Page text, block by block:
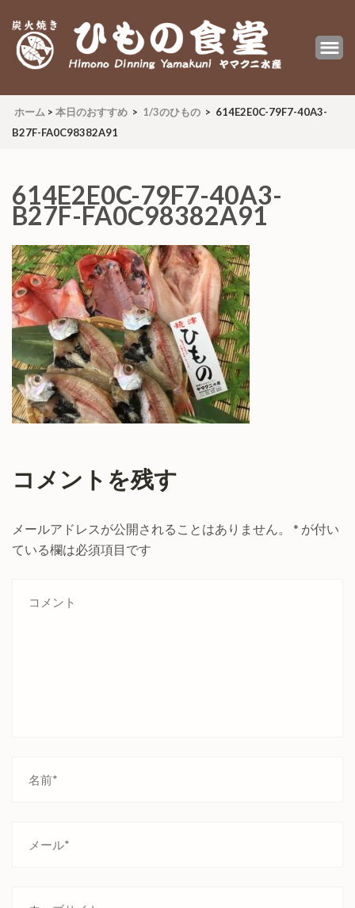
ホーム > 本日のおすすめ > 1/3のひもの > 614E2E0C-79F7-40A3-
B27F-FA0C98382A91
614E2E0C-79F7-40A3-
B27F-FA0C98382A91
コメントを残す
メールアドレスが公開されることはありません。 * が付い
ている欄は必須項目です